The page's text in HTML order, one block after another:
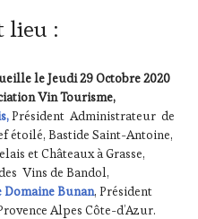
lieu :
le Jeudi 29 Octobre 2020
Vin Tourisme,
Président Administrateur de
étoilé, Bastide Saint-Antoine,
et Châteaux à Grasse,
Vins de Bandol,
Bunan, Président
Alpes Côte-d’Azur.